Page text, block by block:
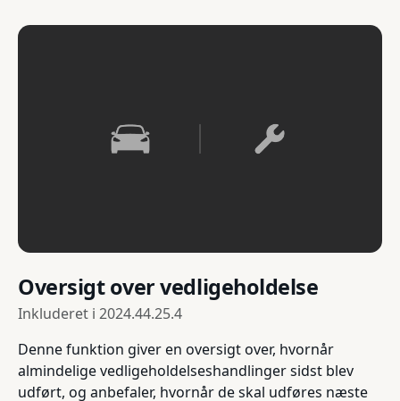
Oversigt over vedligeholdelse
Inkluderet i 2024.44.25.4
Denne funktion giver en oversigt over, hvornår
almindelige vedligeholdelseshandlinger sidst blev
udført, og anbefaler, hvornår de skal udføres næste